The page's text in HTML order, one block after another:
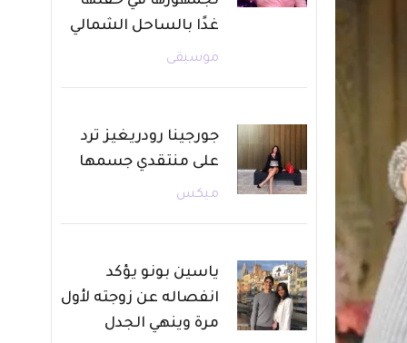
غدًا بالساحل الشمالي
موسيقى
جورجينا رودريغيز ترد
على منتقدي جسمها
ميكس
ياسين بونو يؤكد
انفصاله عن زوجته لأول
مرة وينهي الجدل